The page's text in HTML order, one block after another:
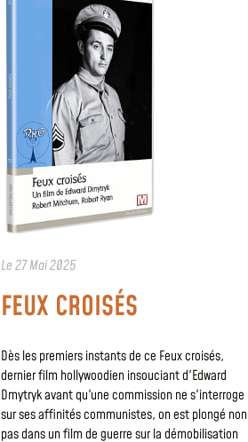
Le27 Mai 2025
FEUX CROISÉS
Dès les premiers instants de ce Feux croisés,
dernier film hollywoodien insouciant d'Edward
Dmytryk avant qu'une commission ne s'interroge
sur ses affinités communistes, on est plongé non
pas dans un film de guerre sur la démobilisation